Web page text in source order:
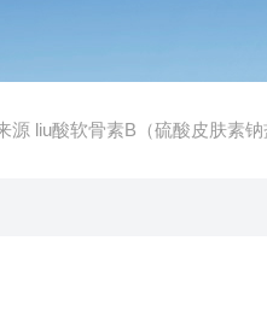
源 liu酸软骨素B（硫酸皮肤素钠